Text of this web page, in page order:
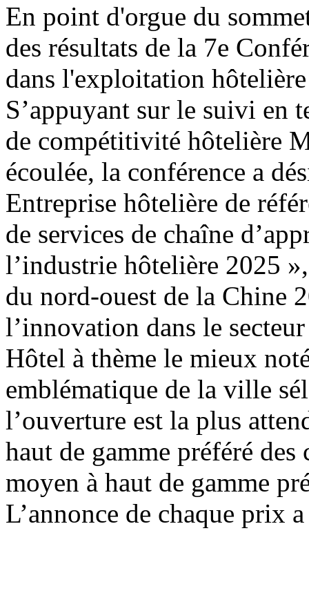
En point d'orgue du
des résultats de la 7e
dans l'exploitation
S’appuyant sur le suivi en
de compétitivité hôtelière
écoulée, la conférence a
Entreprise hôtelière de
de services de chaîne
l’industrie hôtelière 2025
du nord-ouest de la Chine
l’innovation dans le
Hôtel à thème le mieux
emblématique de la ville
l’ouverture est la plus
haut de gamme préféré
moyen à haut de gamme
L’annonce de chaque prix